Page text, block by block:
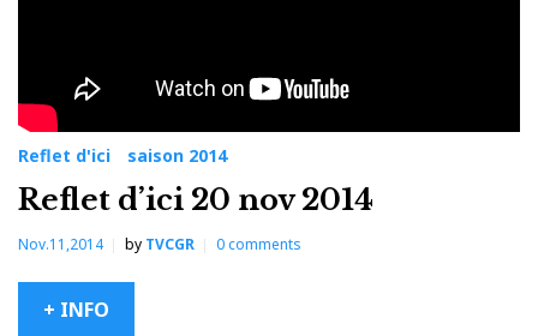
Reflet d'ici saison 2014
Reflet d’ici 20 nov 2014
Nov.11,2014 by TVCGR 0comments
+ INFO